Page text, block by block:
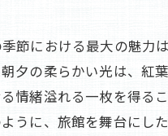
発見
る写真術
る楽しみ
節における最大の魅力
夕の柔らかい光は、紅
情緒溢れる一枚を得る
うに、旅館を舞台にし